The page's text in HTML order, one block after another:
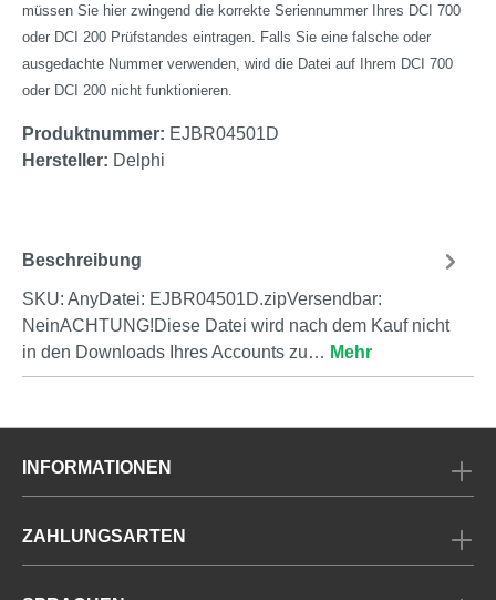
müssen Sie hier zwingend die korrekte Seriennummer Ihres DCI 700
oder DCI 200 Prüfstandes eintragen. Falls Sie eine falsche oder
ausgedachte Nummer verwenden, wird die Datei auf Ihrem DCI 700
oder DCI 200 nicht funktionieren.
Produktnummer: EJBR04501D
Hersteller: Delphi
Beschreibung
SKU: AnyDatei: EJBR04501D.zipVersendbar:
NeinACHTUNG!Diese Datei wird nach dem Kauf nicht
in den Downloads Ihres Accounts zu… Mehr
INFORMATIONEN
ZAHLUNGSARTEN